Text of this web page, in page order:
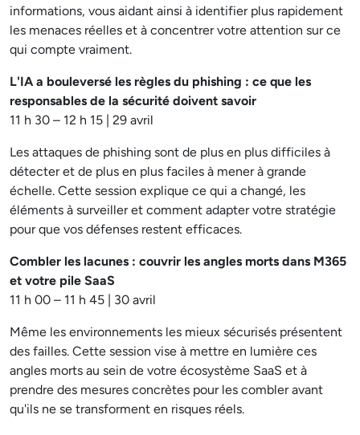
informations, vous aidant ainsi à identifier plus rapidement
les menaces réelles et à concentrer votre attention sur ce
qui compte vraiment.
L'IA a bouleversé les règles du phishing : ce que les
responsables de la sécurité doivent savoir
11 h 30 – 12 h 15 | 29 avril
Les attaques de phishing sont de plus en plus difficiles à
détecter et de plus en plus faciles à mener à grande
échelle. Cette session explique ce qui a changé, les
éléments à surveiller et comment adapter votre stratégie
pour que vos défenses restent efficaces.
Combler les lacunes : couvrir les angles morts dans M365
et votre pile SaaS
11 h 00 – 11 h 45 | 30 avril
Même les environnements les mieux sécurisés présentent
des failles. Cette session vise à mettre en lumière ces
angles morts au sein de votre écosystème SaaS et à
prendre des mesures concrètes pour les combler avant
qu'ils ne se transforment en risques réels.